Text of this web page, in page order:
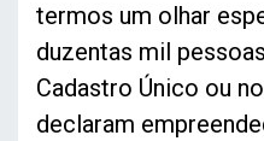
termos um olhar
duzentas mil
Cadastro Único ou
declaram